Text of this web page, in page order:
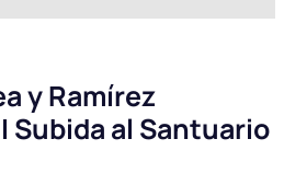
y Ramírez
Subida al Santuario